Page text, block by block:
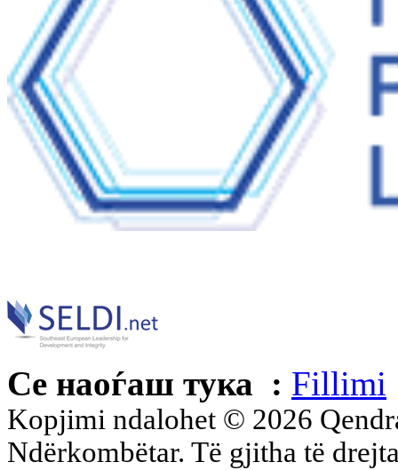
Се наоѓаш тука : Fillimi
Kopjimi ndalohet © 2026
Ndërkombëtar. Të gjitha të